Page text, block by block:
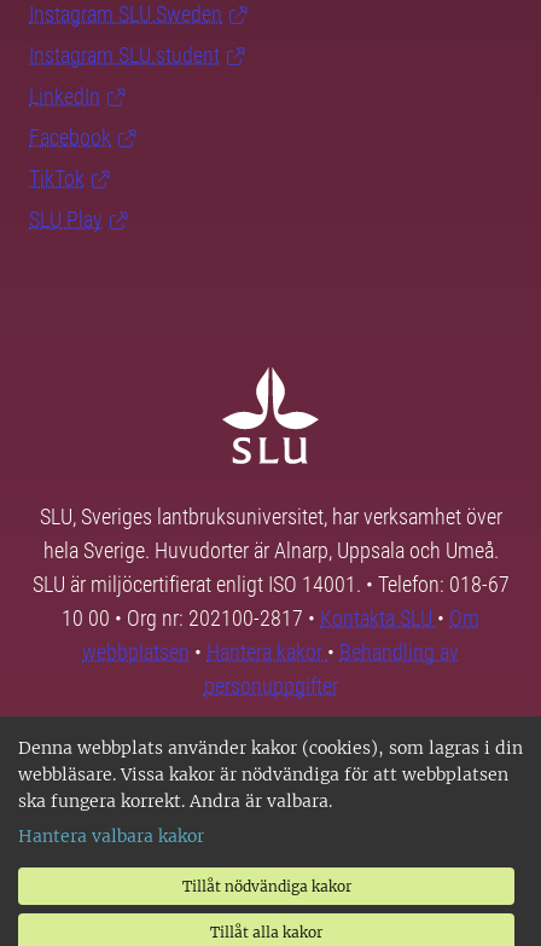
Denna webbplats använder kakor (cookies), som lagras i din
webbläsare. Vissa kakor är nödvändiga för att webbplatsen
ska fungera korrekt. Andra är valbara.
Hantera valbara kakor
Tillåt nödvändiga kakor
Tillåt alla kakor
Instagram SLU.Sweden
Instagram SLU.student
LinkedIn
Facebook
TikTok
SLU Play
SLU, Sveriges lantbruksuniversitet, har verksamhet över
hela Sverige. Huvudorter är Alnarp, Uppsala och Umeå.
SLU är miljöcertifierat enligt ISO 14001. • Telefon: 018-67
10 00 • Org nr: 202100-2817 • Kontakta SLU • Om
webbplatsen • Hantera kakor • Behandling av
personuppgifter